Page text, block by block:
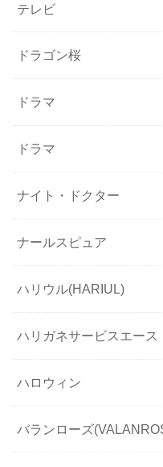
テレビ
ドラゴン桜
ドラマ
ドラマ
ナイト・ドクター
ナールスピュア
ハリウル(HARIUL)
ハリガネサービスエース
ハロウィン
バランローズ